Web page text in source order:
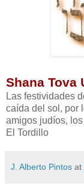
Shana Tova
Las festividades
caída del sol, por
amigos judíos,
El Tordillo
J. Alberto Pintos at